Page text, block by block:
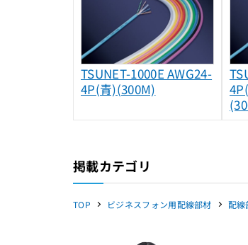
TSUNET-1000E AWG24-
4P(青)(300M)
掲載カテゴリ
TOP ビジネスフォン用配線部材 配